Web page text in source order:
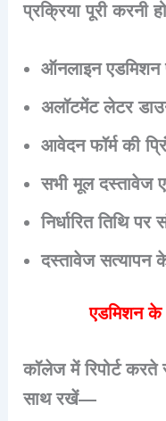
प्रक्रिया पूरी करनी
ऑनलाइन
अलॉटमेंट लेटर
आवेदन फॉर्म की
सभी मूल दस्तावेज
निर्धारित तिथि
दस्तावेज सत्यापन
एडमिशन
कॉलेज में रिपोर्ट करते
साथ रखें—